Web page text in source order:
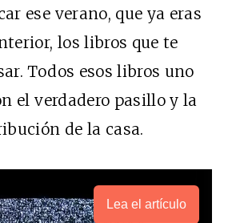
ese verano, que ya eras
los libros que te
Todos esos libros uno
el verdadero pasillo y la
de la casa.
Lea el artículo